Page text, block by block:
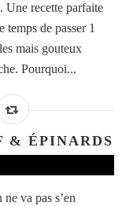
Une recette parfaite
temps de passer 1
mais gouteux
Pourquoi...
& ÉPINARDS
va pas s’en